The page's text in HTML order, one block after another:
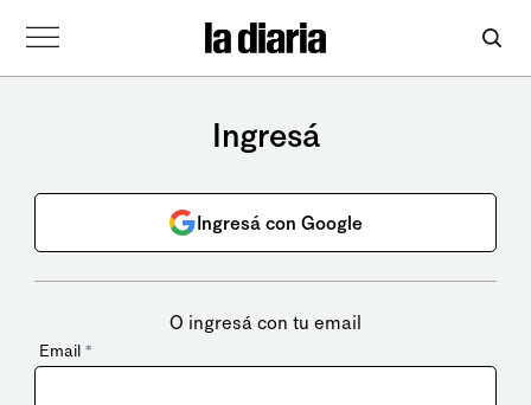
Ingresá
Ingresá con Google
O ingresá con tu email
Email *